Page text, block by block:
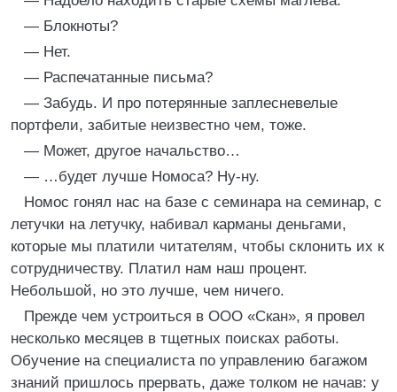
— Блокноты?
— Нет.
— Распечатанные письма?
— Забудь. И про потерянные заплесневелые
портфели, забитые неизвестно чем, тоже.
— Может, другое начальство…
— …будет лучше Номоса? Ну-ну.
Номос гонял нас на базе с семинара на семинар, с
летучки на летучку, набивал карманы деньгами,
которые мы платили читателям, чтобы склонить их к
сотрудничеству. Платил нам наш процент.
Небольшой, но это лучше, чем ничего.
Прежде чем устроиться в ООО «Скан», я провел
несколько месяцев в тщетных поисках работы.
Обучение на специалиста по управлению багажом
знаний пришлось прервать, даже толком не начав: у